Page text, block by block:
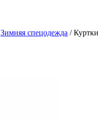
Зимняя спецодежда / Куртки